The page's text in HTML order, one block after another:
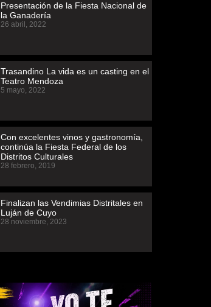
Presentación de la Fiesta Nacional de
la Ganadería
26 abril, 2022
Trasandino La vida es un casting en el
Teatro Mendoza
5 mayo, 2022
Con excelentes vinos y gastronomía,
continúa la Fiesta Federal de los
Distritos Culturales
28 febrero, 2019
Finalizan las Vendimias Distritales en
Luján de Cuyo
28 noviembre, 2023